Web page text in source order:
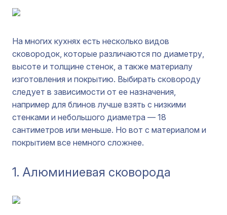
На многих кухнях есть несколько видов
сковородок, которые различаются по диаметру,
высоте и толщине стенок, а также материалу
изготовления и покрытию. Выбирать сковороду
следует в зависимости от ее назначения,
например для блинов лучше взять с низкими
стенками и небольшого диаметра — 18
сантиметров или меньше. Но вот с материалом и
покрытием все немного сложнее.
1. Алюминиевая сковорода